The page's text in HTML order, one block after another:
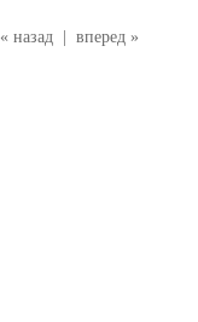
« назад вперед »